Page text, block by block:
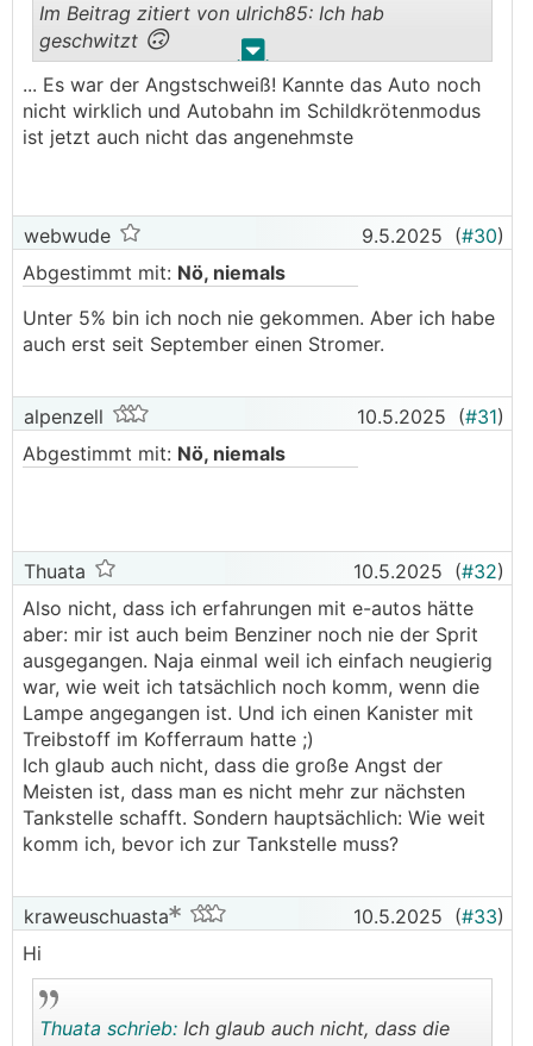
. .
Im Beitrag zitiert von ulrich85: Ich hab
geschwitzt 🙃
glaub ich dir nicht, du hast ja sicher die Heizung
ausgschaltet bei 1% SOC im Winter🤣
... Es war der Angstschweiß! Kannte das Auto noch
nicht wirklich und Autobahn im Schildkrötenmodus
ist jetzt auch nicht das angenehmste
webwude 9.5.2025 (#30)
Abgestimmt mit: Nö, niemals
Unter 5% bin ich noch nie gekommen. Aber ich habe
auch erst seit September einen Stromer.
alpenzell 10.5.2025 (#31)
Abgestimmt mit: Nö, niemals
Thuata 10.5.2025 (#32)
Also nicht, dass ich erfahrungen mit e-autos hätte
aber: mir ist auch beim Benziner noch nie der Sprit
ausgegangen. Naja einmal weil ich einfach neugierig
war, wie weit ich tatsächlich noch komm, wenn die
Lampe angegangen ist. Und ich einen Kanister mit
Treibstoff im Kofferraum hatte ;)
Ich glaub auch nicht, dass die große Angst der
Meisten ist, dass man es nicht mehr zur nächsten
Tankstelle schafft. Sondern hauptsächlich: Wie weit
komm ich, bevor ich zur Tankstelle muss?
kraweuschuasta 10.5.2025 (#33)
Hi
Thuata schrieb: Ich glaub auch nicht, dass die